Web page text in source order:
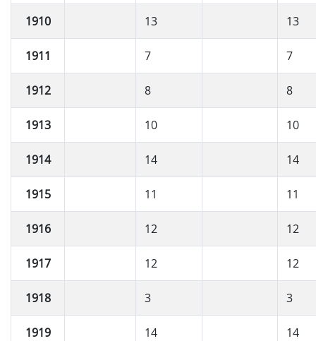
1910 13 13
1911 7 7
1912 8 8
1913 10 10
1914 14 14
1915 11 11
1916 12 12
1917 12 12
1918 3 3
1919 14 14